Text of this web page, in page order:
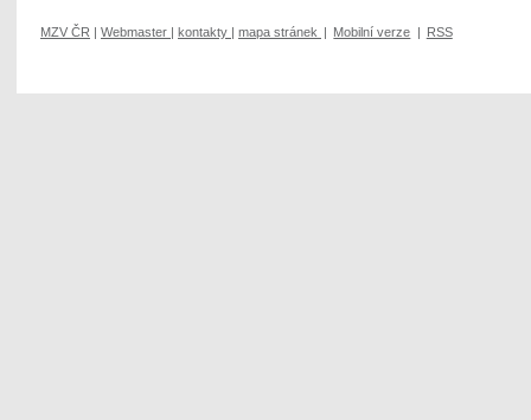
MZV ČR | Webmaster | kontakty | mapa stránek | Mobilní verze | RSS